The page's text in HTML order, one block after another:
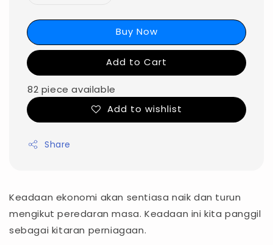
Buy Now
Add to Cart
82 piece available
Add to wishlist
Share
Keadaan ekonomi akan sentiasa naik dan turun
mengikut peredaran masa. Keadaan ini kita panggil
sebagai kitaran perniagaan.